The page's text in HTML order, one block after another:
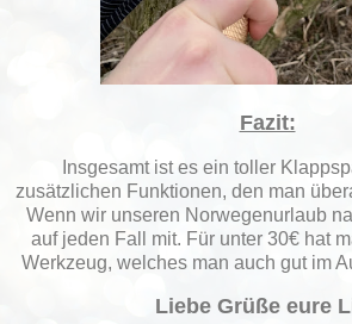
Fazit:
Insgesamt ist es ein toller
zusätzlichen Funktionen, den man
Wenn wir unseren Norwegenurlaub
auf jeden Fall mit. Für unter 30€ hat
Werkzeug, welches man auch gut im
Liebe Grüße eure